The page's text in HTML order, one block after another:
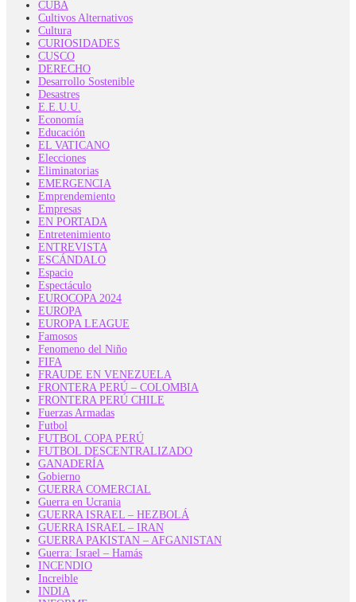
CUBA
Cultivos Alternativos
Cultura
CURIOSIDADES
CUSCO
DERECHO
Desarrollo Sostenible
Desastres
E.E.U.U.
Economía
Educación
EL VATICANO
Elecciones
Eliminatorias
EMERGENCIA
Emprendemiento
Empresas
EN PORTADA
Entretenimiento
ENTREVISTA
ESCÁNDALO
Espacio
Espectáculo
EUROCOPA 2024
EUROPA
EUROPA LEAGUE
Famosos
Fenomeno del Niño
FIFA
FRAUDE EN VENEZUELA
FRONTERA PERÚ – COLOMBIA
FRONTERA PERÚ CHILE
Fuerzas Armadas
Futbol
FUTBOL COPA PERÚ
FUTBOL DESCENTRALIZADO
GANADERÍA
Gobierno
GUERRA COMERCIAL
Guerra en Ucrania
GUERRA ISRAEL – HEZBOLÁ
GUERRA ISRAEL – IRAN
GUERRA PAKISTAN – AFGANISTAN
Guerra: Israel – Hamás
INCENDIO
Increible
INDIA